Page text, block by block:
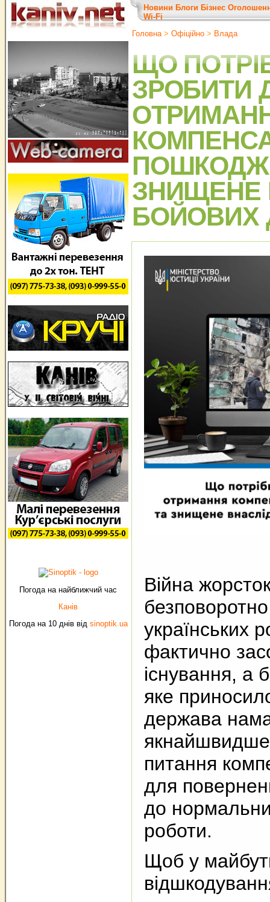
Погода на найближчий час
Канів
Погода на 10 днів від sinoptik.ua
Новини Блоги Бізнес
Wi-Fi
Головна> Офіційно > Влада
ЩО
ЗРОБИТИ
ЗНИЩЕНЕ
БОЙОВИХ
Війна
українських
фактично
існування, а
яке
держава
питання
для
до
роботи.
Щоб у